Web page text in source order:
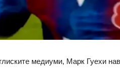
медиуми, Марк Гуехи